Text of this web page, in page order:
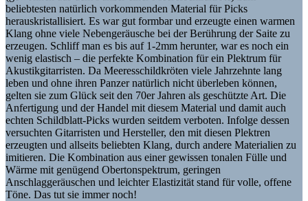
beliebtesten natürlich vorkommenden Material für Picks
herauskristallisiert. Es war gut formbar und erzeugte einen warmen
Klang ohne viele Nebengeräusche bei der Berührung der Saite zu
erzeugen. Schliff man es bis auf 1-2mm herunter, war es noch ein
wenig elastisch – die perfekte Kombination für ein Plektrum für
Akustikgitarristen. Da Meeresschildkröten viele Jahrzehnte lang
leben und ohne ihren Panzer natürlich nicht überleben können,
gelten sie zum Glück seit den 70er Jahren als geschützte Art. Die
Anfertigung und der Handel mit diesem Material und damit auch
echten Schildblatt-Picks wurden seitdem verboten. Infolge dessen
versuchten Gitarristen und Hersteller, den mit diesen Plektren
erzeugten und allseits beliebten Klang, durch andere Materialien zu
imitieren. Die Kombination aus einer gewissen tonalen Fülle und
Wärme mit genügend Obertonspektrum, geringen
Anschlaggeräuschen und leichter Elastizität stand für volle, offene
Töne. Das tut sie immer noch!